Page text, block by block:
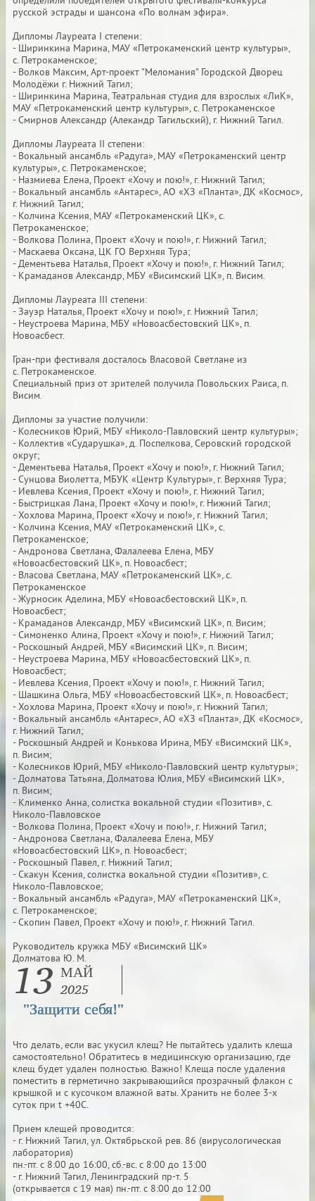
русской эстрады и шансона «По волнам эфира».
Дипломы Лауреата I степени:
- Ширинкина Марина, МАУ «Петрокаменский центр культуры»,
с. Петрокаменское;
- Волков Максим, Арт-проект "Меломания" Городской Дворец
Молодёжи г. Нижний Тагил;
- Ширинкина Марина, Театральная студия для взрослых «ЛиК»,
МАУ «Петрокаменский центр культуры», с. Петрокаменское
- Смирнов Александр (Алекандр Тагильский), г. Нижний Тагил.
Дипломы Лауреата II степени:
- Вокальный ансамбль «Радуга», МАУ «Петрокаменский центр
культуры», с. Петрокаменское;
- Назмиева Елена, Проект «Хочу и пою!», г. Нижний Тагил;
- Вокальный ансамбль «Антарес», АО «ХЗ «Планта», ДК «Космос»,
г. Нижний Тагил;
- Колчина Ксения, МАУ «Петрокаменский ЦК», с.
Петрокаменское;
- Волкова Полина, Проект «Хочу и пою!», г. Нижний Тагил;
- Маскаева Оксана, ЦК ГО Верхняя Тура;
- Дементьева Наталья, Проект «Хочу и пою!», г. Нижний Тагил;
- Крамаданов Александр, МБУ «Висимский ЦК», п. Висим.
Дипломы Лауреата III степени:
- Зауэр Наталья, Проект «Хочу и пою!», г. Нижний Тагил;
- Неустроева Марина, МБУ «Новоасбестовский ЦК», п.
Новоасбест.
Гран-при фестиваля досталось Власовой Светлане из
с. Петрокаменское.
Специальный приз от зрителей получила Повольских Раиса, п.
Висим.
Дипломы за участие получили:
- Колесников Юрий, МБУ «Николо-Павловский центр культуры»;
- Коллектив «Сударушка», д. Поспелкова, Серовский городской
округ;
- Дементьева Наталья, Проект «Хочу и пою!», г. Нижний Тагил;
- Сунцова Виолетта, МБУК «Центр Культуры», г. Верхняя Тура;
- Иевлева Ксения, Проект «Хочу и пою!», г. Нижний Тагил;
- Быстрицкая Лана, Проект «Хочу и пою!», г. Нижний Тагил;
- Хохлова Марина, Проект «Хочу и пою!», г. Нижний Тагил;
- Колчина Ксения, МАУ «Петрокаменский ЦК», с.
Петрокаменское;
- Андронова Светлана, Фалалеева Елена, МБУ
«Новоасбестовский ЦК», п. Новоасбест;
- Власова Светлана, МАУ «Петрокаменский ЦК», с.
Петрокаменское
- Журносик Аделина, МБУ «Новоасбестовский ЦК», п.
Новоасбест;
- Крамаданов Александр, МБУ «Висимский ЦК», п. Висим;
- Симоненко Алина, Проект «Хочу и пою!», г. Нижний Тагил;
- Роскошный Андрей, МБУ «Висимский ЦК», п. Висим;
- Неустроева Марина, МБУ «Новоасбестовский ЦК», п.
Новоасбест;
- Иевлева Ксения, Проект «Хочу и пою!», г. Нижний Тагил;
- Шашкина Ольга, МБУ «Новоасбестовский ЦК», п. Новоасбест;
- Хохлова Марина, Проект «Хочу и пою!», г. Нижний Тагил;
- Вокальный ансамбль «Антарес», АО «ХЗ «Планта», ДК «Космос»,
г. Нижний Тагил;
- Роскошный Андрей и Конькова Ирина, МБУ «Висимский ЦК»,
п. Висим;
- Колесников Юрий, МБУ «Николо-Павловский центр культуры»;
- Долматова Татьяна, Долматова Юлия, МБУ «Висимский ЦК»,
п. Висим;
- Клименко Анна, солистка вокальной студии «Позитив», с.
Николо-Павловское
- Волкова Полина, Проект «Хочу и пою!», г. Нижний Тагил;
- Андронова Светлана, Фалалеева Елена, МБУ
«Новоасбестовский ЦК», п. Новоасбест;
- Роскошный Павел, г. Нижний Тагил;
- Скакун Ксения, солистка вокальной студии «Позитив», с.
Николо-Павловское;
- Вокальный ансамбль «Радуга», МАУ «Петрокаменский ЦК»,
с. Петрокаменское;
- Скопин Павел, Проект «Хочу и пою!», г. Нижний Тагил.
Руководитель кружка МБУ «Висимский ЦК»
Долматова Ю. М.
13 МАЙ
2025
"Защити себя!"
Что делать, если вас укусил клещ? Не пытайтесь удалить клеща
самостоятельно! Обратитесь в медицинскую организацию, где
клещ будет удален полностью. Важно! Клеща после удаления
поместить в герметично закрывающийся прозрачный флакон с
крышкой и с кусочком влажной ваты. Хранить не более 3-х
суток при t +40C.
Прием клещей проводится:
- г. Нижний Тагил, ул. Октябрьской рев. 86 (вирусологическая
лаборатория)
пн.-пт. с 8:00 до 16:00, сб.-вс. с 8:00 до 13:00
- г. Нижний Тагил, Ленинградский пр-т. 5
(открывается с 19 мая) пн.-пт. с 8:00 до 12:00